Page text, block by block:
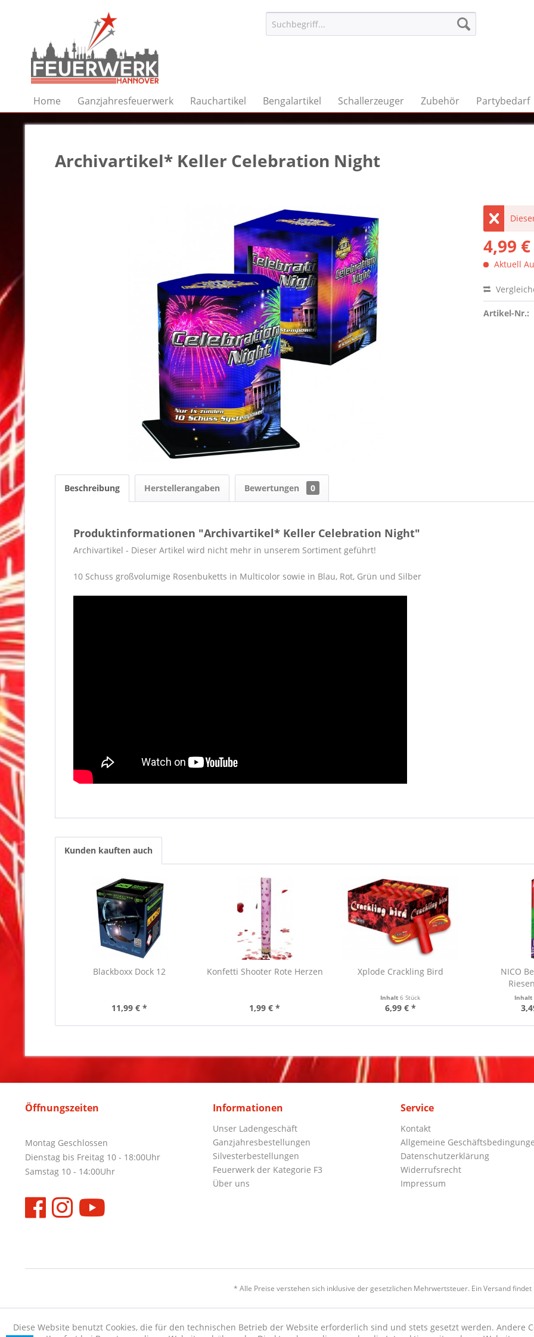
Home Ganzjahresfeuerwerk Rauchartikel Bengalartikel Schallerzeuger Zubehör Partybedarf
Archivartikel* Keller Celebration Night
4,99
Aktuell
Artikel-Nr.:
Beschreibung Herstellerangaben Bewertungen 0
Produktinformationen "Archivartikel* Keller Celebration Night"
Archivartikel - Dieser Artikel wird nicht mehr in unserem Sortiment geführt!
10 Schuss großvolumige Rosenbuketts in Multicolor sowie in Blau, Rot, Grün und Silber
Kunden kauften auch
Blackboxx Dock 12
11,99 € *
Konfetti Shooter Rote Herzen
1,99 € *
Xplode Crackling Bird
Inhalt6 Stück
6,99 € *
NICO
Inhalt
Öffnungszeiten
Montag Geschlossen
Dienstag bis Freitag 10 - 18:00Uhr
Samstag 10 - 14:00Uhr
Informationen
Unser Ladengeschäft
Ganzjahresbestellungen
Silvesterbestellungen
Feuerwerk der Kategorie F3
Über uns
Service
Kontakt
Allgemeine
Datenschutzerklärung
Widerrufsrecht
Impressum
* Alle Preise verstehen sich inklusive der gesetzlichen Mehrwertsteuer. Ein Versand findet
Diese Website benutzt Cookies, die für den technischen Betrieb der Website erforderlich sind und stets gesetzt werden. Andere